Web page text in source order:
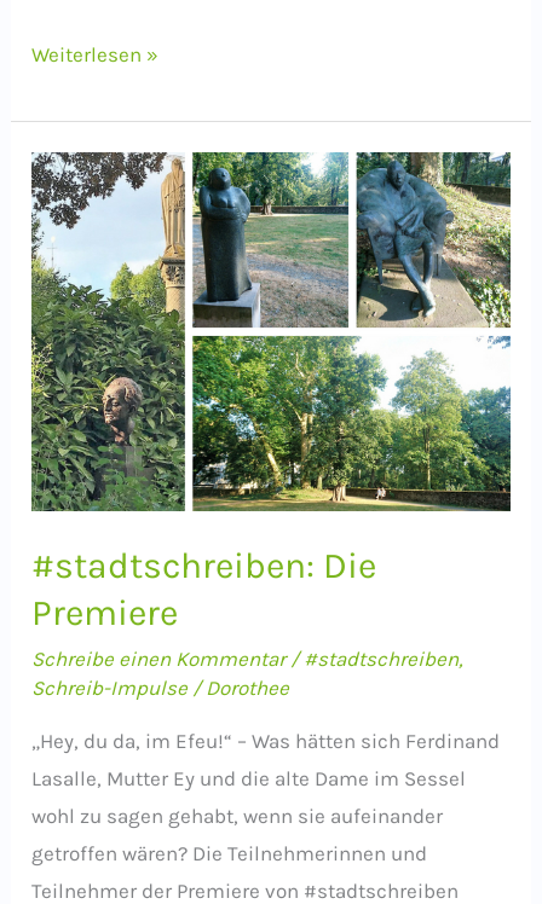
#stadtschreiben,
2:
Ehrenhof
in
Düsseldorf
Weiterlesen »
#stadtschreiben: Die
Premiere
Schreibe einen Kommentar /#stadtschreiben,
Schreib-Impulse /Dorothee
„Hey, du da, im Efeu!“ – Was hätten sich Ferdinand
Lasalle, Mutter Ey und die alte Dame im Sessel
wohl zu sagen gehabt, wenn sie aufeinander
getroffen wären? Die Teilnehmerinnen und
Teilnehmer der Premiere von #stadtschreiben